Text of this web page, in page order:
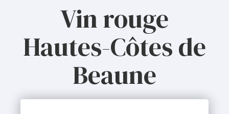
Vin rouge
Hautes-Côtes de
Beaune